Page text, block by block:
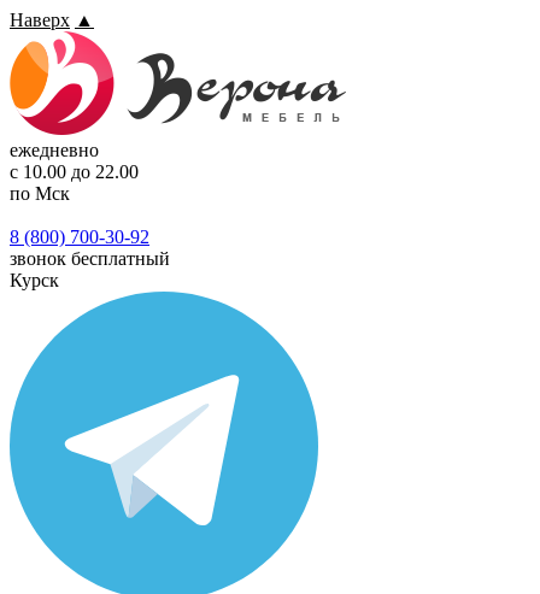
Наверх ▲
ежедневно
с 10.00 до 22.00
по Мск
8 (800) 700-30-92
звонок бесплатный
Курск